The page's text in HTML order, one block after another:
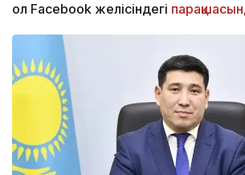
ол Facebook желісіндегі